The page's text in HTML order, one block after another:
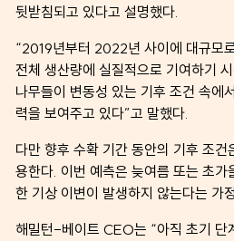
뒷받침되고 있다고 설명했다.
“2019년부터 2022년 사이에 대규모
전체 생산량에 실질적으로 기여하기
나무들이 변동성 있는 기후 조건 속에
력을 보여주고 있다”고 말했다.
다만 향후 수확 기간 동안의 기후 조
용한다. 이번 예측은 늦여름 또는 초
한 기상 이변이 발생하지 않는다는 가
해밀턴-베이트 CEO는 “아직 초기 단